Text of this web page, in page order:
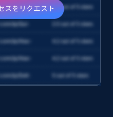
rating, Product
max, Rating,